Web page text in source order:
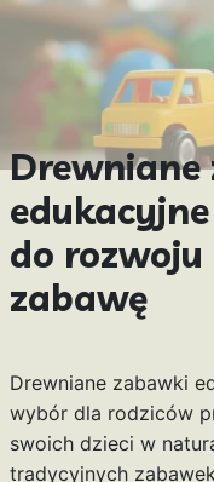
Drewniane
do rozwoju
zabawę
Drewniane zabawki
wybór dla rodziców
swoich dzieci w
tradycyjnych